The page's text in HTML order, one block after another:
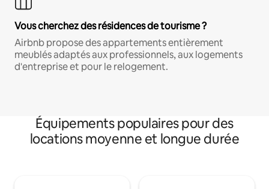
Vous cherchez des résidences de tourisme ?
Airbnb propose des appartements entièrement
meublés adaptés aux professionnels, aux logements
d'entreprise et pour le relogement.
Équipements populaires pour des
locations moyenne et longue durée